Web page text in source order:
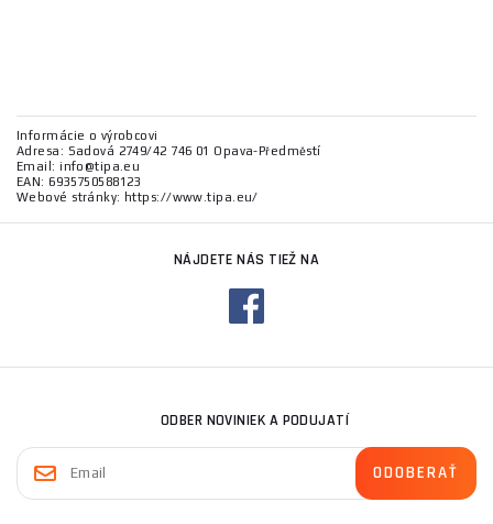
Informácie o výrobcovi
Adresa: Sadová 2749/42 746 01 Opava-Předměstí
Email: info@tipa.eu
EAN: 6935750588123
Webové stránky: https://www.tipa.eu/
NÁJDETE NÁS TIEŽ NA
ODBER NOVINIEK A PODUJATÍ